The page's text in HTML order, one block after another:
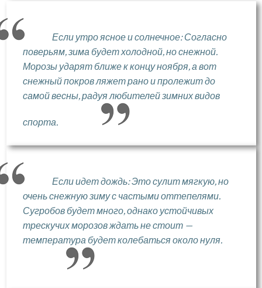
Если утро ясное и солнечное: Согласно
поверьям, зима будет холодной, но снежной.
Морозы ударят ближе к концу ноября, а вот
снежный покров ляжет рано и пролежит до
самой весны, радуя любителей зимних видов
спорта.
Если идет дождь: Это сулит мягкую, но
очень снежную зиму с частыми оттепелями.
Сугробов будет много, однако устойчивых
трескучих морозов ждать не стоит —
температура будет колебаться около нуля.